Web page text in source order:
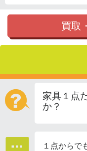
買取
家具１点
か？
１点からで